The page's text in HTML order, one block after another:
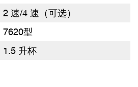
2 速/4 速（可选）
7620型
1.5 升杯